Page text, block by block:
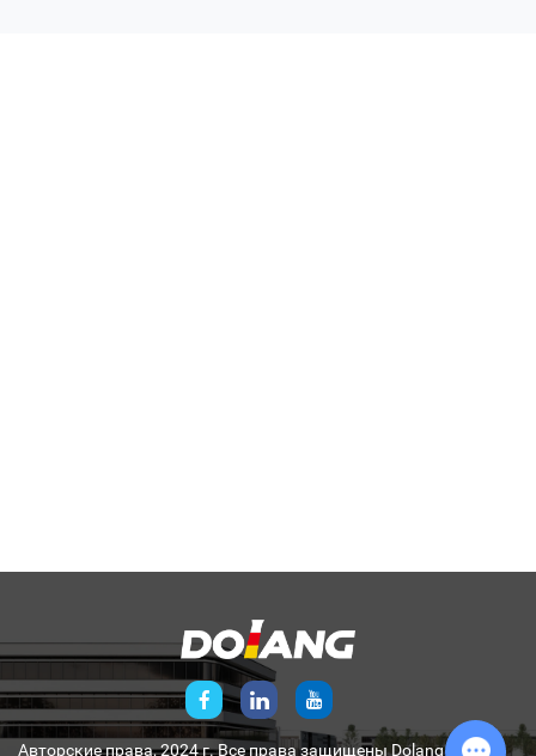
Авторские права, 2024 г. Все права защищеныDolang